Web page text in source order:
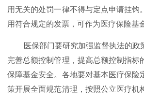
用无关的处罚一律不得与定点申请挂钩
用符合规定的发票，可作为医疗保险基
医保部门要研究加强监督执法的政
完善总额控制管理，提高总额控制指标
保障基金安全。各地要对基本医疗保险
策开展全面规范清理，按照公立医疗机